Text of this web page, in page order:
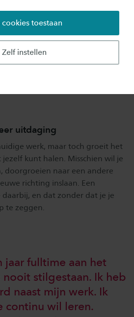
Zelf instellen
cookies toestaan
het wel: je overweegt
studeren, maar blijft toch
het wel passen naast je
uitdaging
werk, maar toch groeit het
kunt halen. Misschien wil je
doorgroeien naar een andere
richting inslaan. Een
en dat zonder dat je je
te zeggen.
jaar fulltime aan het
stilgestaan. Ik heb
naast mijn werk. Ik
continu wil leren.